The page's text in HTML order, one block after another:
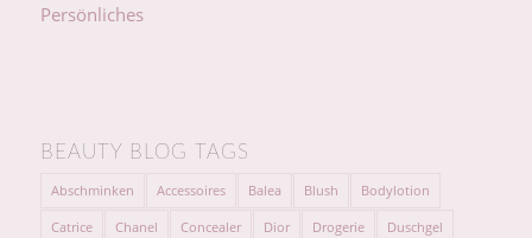
Persönliches
BEAUTY BLOG TAGS
Abschminken Accessoires Balea Blush Bodylotion
Catrice Chanel Concealer Dior Drogerie Duschgel